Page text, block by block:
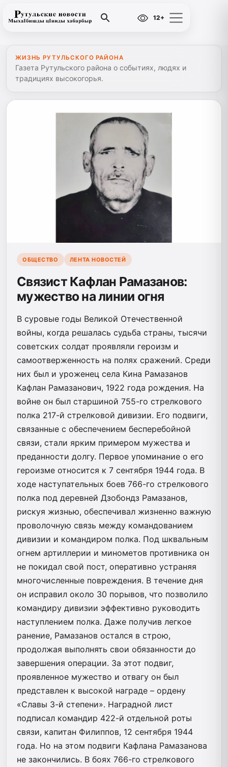
12+
ЖИЗНЬ РУТУЛЬСКОГО РАЙОНА
Газета Рутульского района о событиях, людях и
традициях высокогорья.
ОБЩЕСТВО ЛЕНТА НОВОСТЕЙ
Связист Кафлан Рамазанов:
мужество на линии огня
В суровые годы Великой Отечественной
войны, когда решалась судьба страны, тысячи
советских солдат проявляли героизм и
самоотверженность на полях сражений. Среди
них был и уроженец села Кина Рамазанов
Кафлан Рамазанович, 1922 года рождения. На
войне он был старшиной 755-го стрелкового
полка 217-й стрелковой дивизии. Его подвиги,
связанные с обеспечением бесперебойной
связи, стали ярким примером мужества и
преданности долгу. Первое упоминание о его
героизме относится к 7 сентября 1944 года. В
ходе наступательных боев 766-го стрелкового
полка под деревней Дзобондз Рамазанов,
рискуя жизнью, обеспечивал жизненно важную
проволочную связь между командованием
дивизии и командиром полка. Под шквальным
огнем артиллерии и минометов противника он
не покидал свой пост, оперативно устраняя
многочисленные повреждения. В течение дня
он исправил около 30 порывов, что позволило
командиру дивизии эффективно руководить
наступлением полка. Даже получив легкое
ранение, Рамазанов остался в строю,
продолжая выполнять свои обязанности до
завершения операции. За этот подвиг,
проявленное мужество и отвагу он был
представлен к высокой награде – ордену
«Славы 3-й степени». Наградной лист
подписал командир 422-й отдельной роты
связи, капитан Филиппов, 12 сентября 1944
года. Но на этом подвиги Кафлана Рамазанова
не закончились. В боях 766-го стрелкового